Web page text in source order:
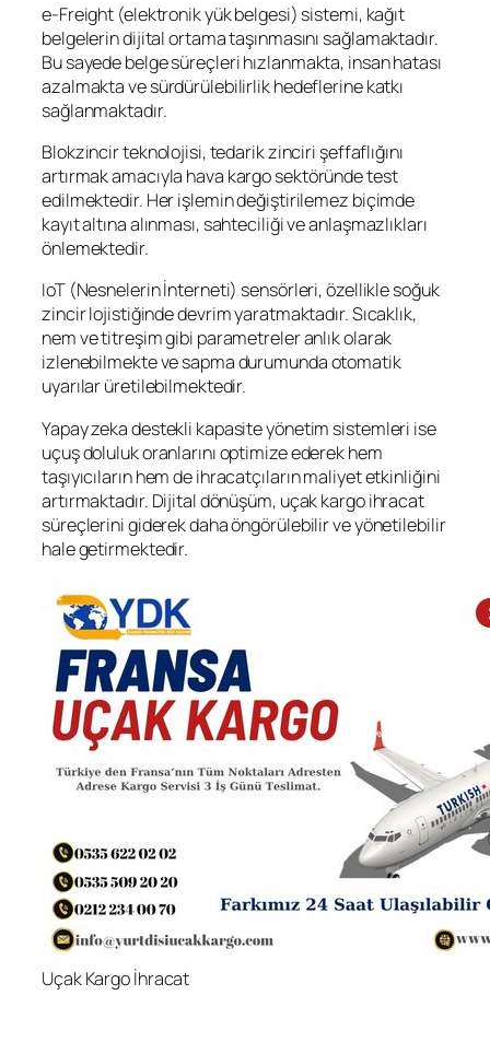
e-Freight (elektronik yük belgesi) sistemi, kağıt
belgelerin dijital ortama taşınmasını sağlamaktadır.
Bu sayede belge süreçleri hızlanmakta, insan hatası
azalmakta ve sürdürülebilirlik hedeflerine katkı
sağlanmaktadır.
Blokzincir teknolojisi, tedarik zinciri şeffaflığını
artırmak amacıyla hava kargo sektöründe test
edilmektedir. Her işlemin değiştirilemez biçimde
kayıt altına alınması, sahteciliği ve anlaşmazlıkları
önlemektedir.
IoT (Nesnelerin İnterneti) sensörleri, özellikle soğuk
zincir lojistiğinde devrim yaratmaktadır. Sıcaklık,
nem ve titreşim gibi parametreler anlık olarak
izlenebilmekte ve sapma durumunda otomatik
uyarılar üretilebilmektedir.
Yapay zeka destekli kapasite yönetim sistemleri ise
uçuş doluluk oranlarını optimize ederek hem
taşıyıcıların hem de ihracatçıların maliyet etkinliğini
artırmaktadır. Dijital dönüşüm, uçak kargo ihracat
süreçlerini giderek daha öngörülebilir ve yönetilebilir
hale getirmektedir.
Uçak Kargo İhracat